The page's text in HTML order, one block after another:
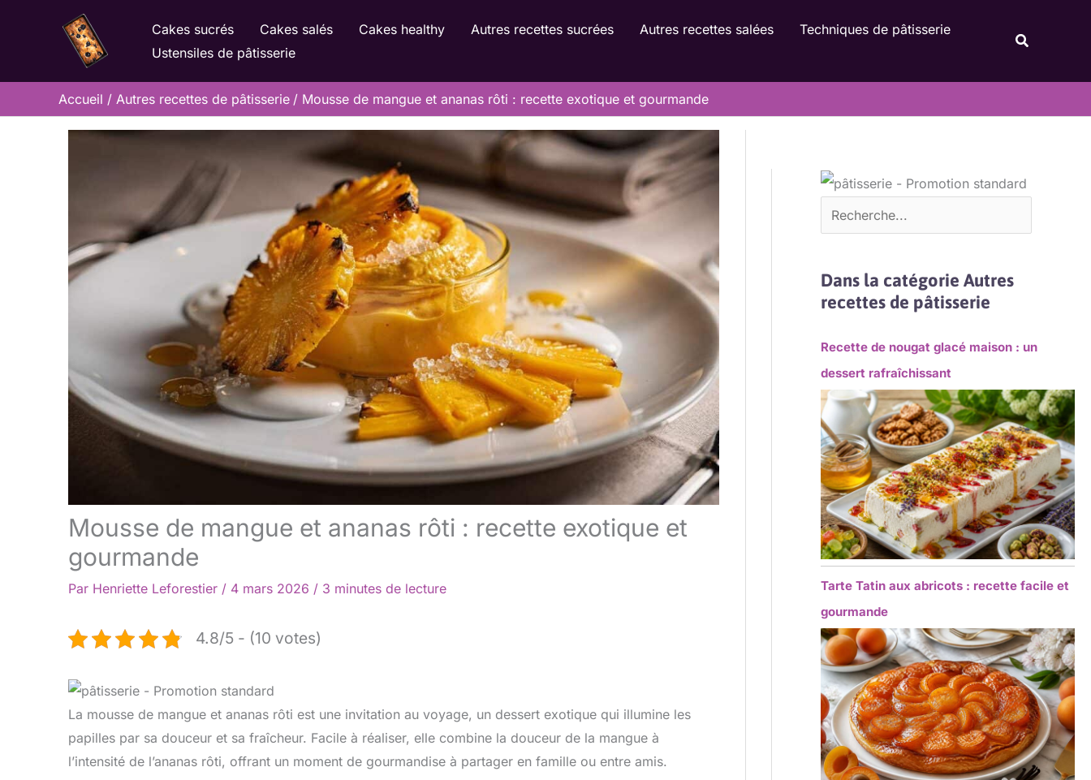
Cakes sucrés Cakes salés Cakes healthy Autres recettes sucrées Autres recettes salées
Techniques de pâtisserie
Ustensiles de pâtisserie
Accueil Autres recettes de pâtisserie Mousse de mangue et ananas rôti : recette exotique et gourmande
Mousse de mangue et ananas rôti : recette exotique et
gourmande
Par Henriette Leforestier / 4 mars 2026 / 3 minutes de lecture
4.8/5 - (10 votes)
La mousse de mangue et ananas rôti est une invitation au voyage, un dessert exotique qui illumine les
papilles par sa douceur et sa fraîcheur. Facile à réaliser, elle combine la douceur de la mangue à
l’intensité de l’ananas rôti, offrant un moment de gourmandise à partager en famille ou entre amis.
Dans la catégorie Autres
recettes de pâtisserie
Recette de nougat glacé maison : un
dessert rafraîchissant
Tarte Tatin aux abricots : recette facile et
gourmande